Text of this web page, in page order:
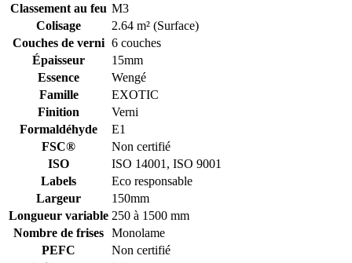
Classement au feu M3
Colisage
2.64 m² (Surface)
Couches de verni 6 couches
Épaisseur
15mm
Essence
Wengé
Famille
EXOTIC
Finition
Verni
Formaldéhyde
E1
FSC®
Non certifié
ISO
ISO 14001, ISO 9001
Labels
Eco responsable
Largeur
150mm
Longueur variable 250 à 1500 mm
Nombre de frises Monolame
PEFC
Non certifié